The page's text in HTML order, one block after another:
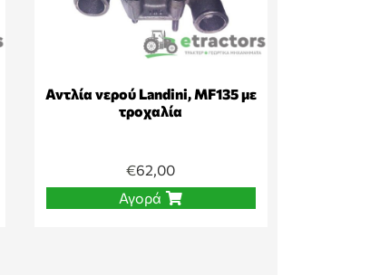
Αντλία νερού Landini, MF135 με
τροχαλία
€62,00
Αγορά